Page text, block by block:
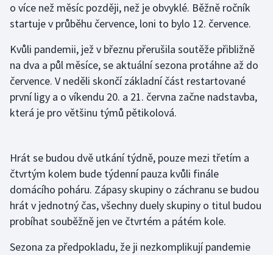
Gymnastika
Házená
Jezdectví
Judo
Lezení
Lyže a snowboard
Moderní pětiboj
Motorsport
o více než měsíc později, než je obvyklé. Běžně ročník
startuje v průběhu července, loni to bylo 12. července.
Kvůli pandemii, jež v březnu přerušila soutěže přibližně
na dva a půl měsíce, se aktuální sezona protáhne až do
července. V neděli skončí základní část restartované
první ligy a o víkendu 20. a 21. června začne nadstavba,
která je pro většinu týmů pětikolová.
Hrát se budou dvě utkání týdně, pouze mezi třetím a
čtvrtým kolem bude týdenní pauza kvůli finále
domácího poháru. Zápasy skupiny o záchranu se budou
hrát v jednotný čas, všechny duely skupiny o titul budou
probíhat souběžně jen ve čtvrtém a pátém kole.
Sezona za předpokladu, že ji nezkomplikují pandemie